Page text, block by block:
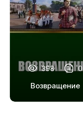
398 0
Возвращение